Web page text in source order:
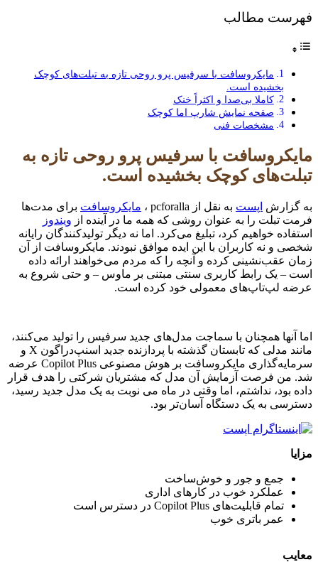
فهرست مطالب
مایکروسافت با سرفیس پرو روحی تازه به تبلت‌های کوچک
بخشیده است.
کاملا بی‌صدا و اکثراً خنک
صفحه نمایش شارپ اما کوچک
مشخصات فنی
مایکروسافت با سرفیس پرو روحی تازه به
تبلت‌های کوچک بخشیده است.
به گزارش اپست به نقل از pcforalla ، مایکروسافت برای مدت‌ها
فرمت تبلت را به عنوان روشی که همه ما در آینده از ویندوز
استفاده خواهیم کرد، تبلیغ می‌کرد. اما نه دیگر تولیدکنندگان رایانه
شخصی و نه کاربران با این ایده موافق نبودند. مایکروسافت از آن
زمان عقب‌نشینی کرده و آنچه را که مردم می‌خواهند ارائه داده
است – یک رابط کاربری سنتی مبتنی بر ماوس – و حتی شروع به
عرضه لپ‌تاپ‌های معمولی خود کرده است.
اما آنها همچنان با سماجت مدل‌های جدید سرفیس را تولید می‌کنند،
مانند مدلی که تابستان گذشته با پردازنده جدید اسنپ‌دراگون X و
سرمایه‌گذاری مایکروسافت بر هوش مصنوعی Copilot Plus عرضه
شد. من فرصت آزمایش آن مدل که مشتریان شرکتی را هدف قرار
داده بود، نداشتم، اما وقتی در ماه می نوبت به یک مدل جدید رسید،
دسترسی به یک دستگاه آسان‌تر بود.
مزایا
جمع و جور و خوش‌ساخت
عملکرد خوب در کارهای اداری
تمام قابلیت‌های Copilot Plus در دسترس است
عمر باتری خوب
معایب